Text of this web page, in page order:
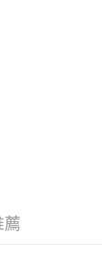
薦